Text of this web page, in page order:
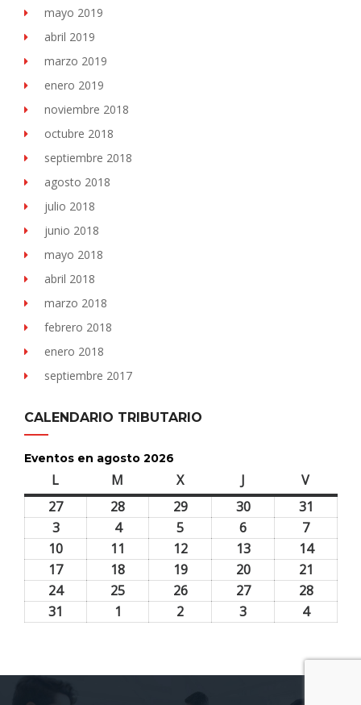
mayo 2019
abril 2019
marzo 2019
enero 2019
noviembre 2018
octubre 2018
septiembre 2018
agosto 2018
julio 2018
junio 2018
mayo 2018
abril 2018
marzo 2018
febrero 2018
enero 2018
septiembre 2017
CALENDARIO TRIBUTARIO
Eventos en agosto 2026
L M Xmiércoles J Vviernes
2727
28 2929
2026
3030
2026
31
2026
33
agosto,
2026
44
agosto,
2026
5
agosto,
2026
6
agosto,
2026
77
agosto,
2026
10
agosto,
2026
11 1212
agosto,
2026
1313
agosto,
2026
1414
2026
1717
agosto,
18 1919
agosto,
2020
agosto,
21
agosto,
2424
25 2626
2727
2828
31 1 2 3 44